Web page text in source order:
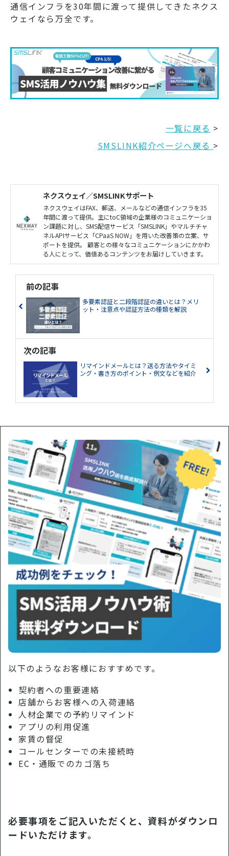
通信インフラを30年間に渡って提供してきたネクス
ウェイなら万全です。
一覧に戻る >
SMSLINK紹介ページへ戻る >
ネクスウェイ／SMSLINKサポート
ネクスウェイはFAX、郵送、メールなどの通信インフラを35
年間に渡って提供。主にtoC領域の企業様のコミュニケーショ
ン課題に対し、SMS配信サービス「SMSLINK」やマルチチャ
ネルAPIサービス「CPaaS NOW」を用いた改善策の立案、サ
ポートを提供。 顧客との様々なコミュニケーションにかかわ
る人にとって、価値あるコンテンツをお届けしていきます。
前の記事
多要素認証と二段階認証の違いとは？メリ
ット・注意点や認証方法の種類を解説
次の記事
リマインドメールとは？送る方法やタイミ
ング・書き方のポイント・例文などを紹介
以下のようなお客様におすすめです。
契約者への重要連絡
店舗からお客様への入荷連絡
人材企業での予約リマインド
アプリの利用促進
家賃の督促
コールセンターでの未接続時
EC・通販でのカゴ落ち
必要事項をご記入いただくと、資料がダウンロ
ードいただけます。